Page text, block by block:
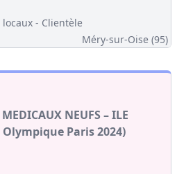
- Clientèle
Méry-sur-Oise (95)
NEUFS – ILE
Olympique Paris 2024)